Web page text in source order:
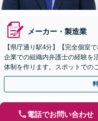
メーカー・製造業
【県庁通り駅4分】【完全個室
企業での組織内弁護士の経験を
体制を作ります。スポットでの
ています。【夜間・休日相談可
電話でお問い合わせ